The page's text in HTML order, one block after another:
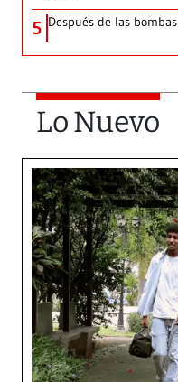
5 Después de las bombas
Lo Nuevo